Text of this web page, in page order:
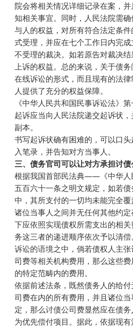
院会将相关情况详细记录在案，
知相关事宜。同时，人民法院需
与人的权益，对所有符合法定条
式受理，并应在七个工作日内完
不受理的裁决。如若原告对裁决
上诉的权益。总的来说，关于债
在线诉讼的形式，而且现有的法
人提供了充分的权益保障。
《中华人民共和国民事诉讼法》
起诉应当向人民法院递交起诉状
副本。
书写起诉状确有困难的，可以口
入笔录，并告知对方当事人。
三、债务官司可以让对方承担讨
根据我国首部民法典——《中华人
五百六十一条之明文规定，如若
中，其所支付的一切均未能完全
诸位当事人之间并无任何其他约
下应依照实现债权所需支出的相
务这三者的递进顺序依次予以清
诉讼的语境之中，倘若债权人主
司费等相关机构费用，那么这些
的特定范畴内的费用。
依据前述法条，既然债务人的给
司费在内的所有费用，并且诸位
定，那么讨债公司费显然应在债
为优先偿付项目。据此，依据现